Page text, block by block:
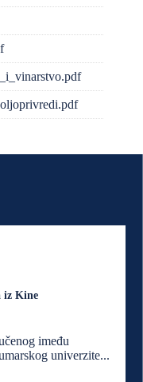
iz Kine
imeđu
univerzite...